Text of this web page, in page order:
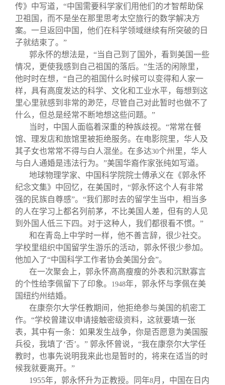
传》中写道，“中国需要科学家们用他们的才智帮助保
卫祖国，而不是坐在那里思考太空旅行的数学解决方
案。一旦返回中国，他们在科学领域继续有所突破的日
子就结束了。”
郭永怀的想法是，“当自己到了国外，看到美国一些
情况，更使我感到自己祖国的落后。”生活的闲隙里，
他时时在想，“自己的祖国什么时候可以变得和人家一
样，具有高度发达的科学、文化和工业水平，每想到这
里心里就感到非常的渺茫，尽管自己对此暂时也做不了
什么，但总是经常不断地想这些问题。”
当时，中国人面临着深重的种族歧视。“常常在餐
馆、理发店和旅馆里被拒绝服务。在电影院里，华人及
其子女也常常不得与白人混坐。在多达30个州里，华人
与白人通婚是违法行为。”美国华裔作家张纯如写道。
地球物理学家、中国科学院院士傅承义在《郭永怀
纪念文集》中回忆，在美国时，“郭永怀这个人有非常
强的民族自尊感”。“我们那时去的留学生当中，相当多
的人在学习上都名列前茅，不比美国人差，但有的人见
到外国人低三下四。对于这种人，我们都很看不惯。”
和在青岛上中学时一样，他不善言辞，很少社交。
学校里组织中国留学生游乐的活动，郭永怀很少参加。
他加入了“中国科学工作者协会美国分会”。
在一次聚会上，郭永怀高高瘦瘦的外表和沉默寡言
的个性给李佩留下了印象。
1948年，郭永怀与李佩在美
国纽约州结婚。
在康奈尔大学任教期间，他拒绝参与美国的机密工
作。“学校曾建议申请接触密级资料，这就要填一张
表，其中有一条：如果发生战争，你是否愿意为美国服
兵役，我填了‘否’。” 郭永怀曾说，“我在康奈尔大学任
教时，也事先说明我来此也是暂时的，将来在适当的时
候我就要离开。”
1955年，郭永怀升为正教授。同年8月，中国在日内